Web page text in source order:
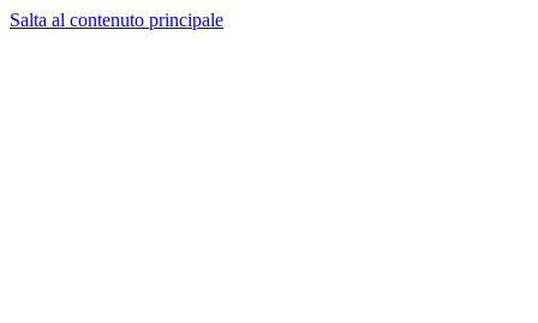
Salta al contenuto principale